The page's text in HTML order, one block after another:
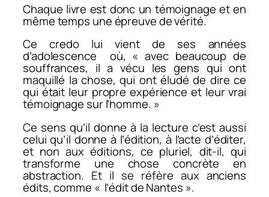
Chaque livre est donc un témoignage et en
même temps une épreuve de vérité.
Ce credo lui vient de ses années
d’adolescence où, « avec beaucoup de
souffrances, il a vécu les gens qui ont
maquillé la chose, qui ont éludé de dire ce
qui était leur propre expérience et leur vrai
témoignage sur l’homme. »
Ce sens qu’il donne à la lecture c’est aussi
celui qu’il donne à l’édition, à l’acte d’éditer,
et non aux éditions, ce pluriel, dit-il, qui
transforme une chose concrète en
abstraction. Et il se réfère aux anciens
édits, comme « l’édit de Nantes ».